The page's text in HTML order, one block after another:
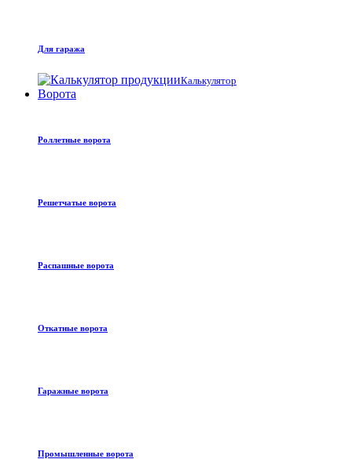
Для гаража
Калькулятор
Ворота
Роллетные ворота
Решетчатые ворота
Распашные ворота
Откатные ворота
Гаражные ворота
Промышленные ворота